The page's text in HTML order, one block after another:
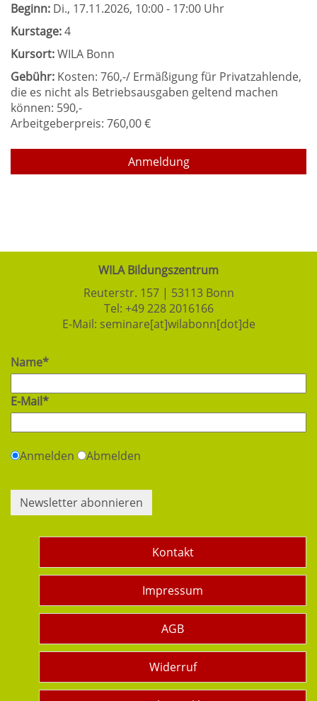
Beginn: Di., 17.11.2026, 10:00 - 17:00 Uhr
Kurstage:4
Kursort:WILA Bonn
Gebühr: Kosten: 760,-/ Ermäßigung für Privatzahlende,
die es nicht als Betriebsausgaben geltend machen
können: 590,-
Arbeitgeberpreis: 760,00 €
Anmeldung
WILA Bildungszentrum
Reuterstr. 157 | 53113 Bonn
Tel: +49 228 2016166
E-Mail: seminare[at]wilabonn[dot]de
Name*
E-Mail*
Anmelden Abmelden
Newsletter abonnieren
Kontakt
Impressum
AGB
Widerruf